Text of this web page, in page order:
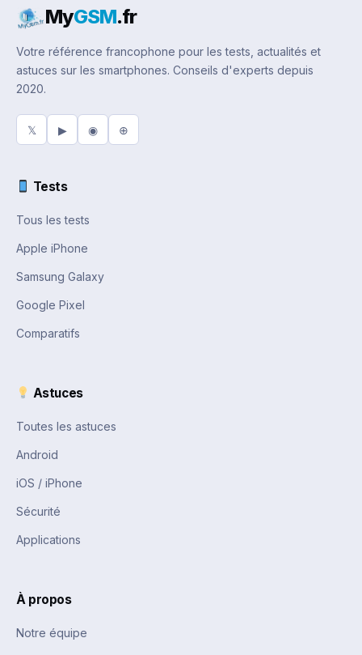
MyGSM.fr
Votre référence francophone pour les tests, actualités et
astuces sur les smartphones. Conseils d'experts depuis
2020.
𝕏 ▶ ◉ ⊕
Tests
Tous les tests
Apple iPhone
Samsung Galaxy
Google Pixel
Comparatifs
Astuces
Toutes les astuces
Android
iOS / iPhone
Sécurité
Applications
À propos
Notre équipe